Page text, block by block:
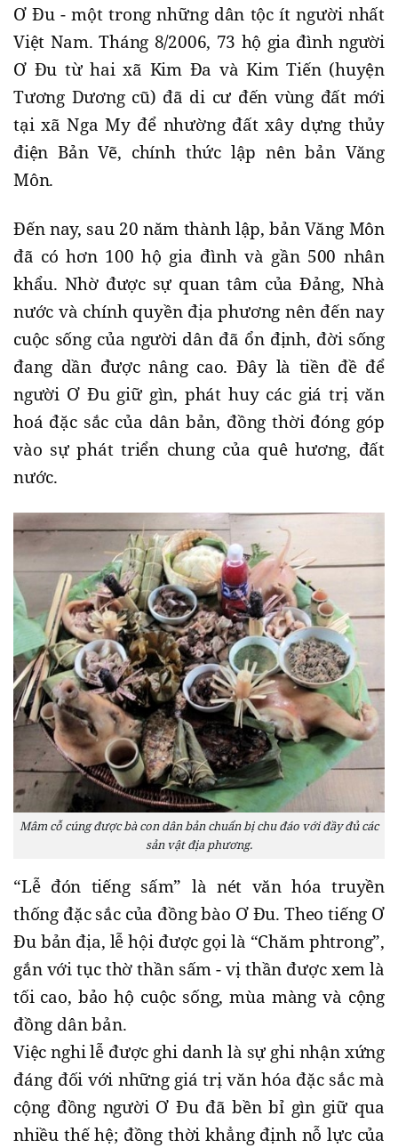
Ơ Đu - một trong những dân tộc ít người nhất
Việt Nam. Tháng 8/2006, 73 hộ gia đình người
Ơ Đu từ hai xã Kim Đa và Kim Tiến (huyện
Tương Dương cũ) đã di cư đến vùng đất mới
tại xã Nga My để nhường đất xây dựng thủy
điện Bản Vẽ, chính thức lập nên bản Văng
Môn.
Đến nay, sau 20 năm thành lập, bản Văng Môn
đã có hơn 100 hộ gia đình và gần 500 nhân
khẩu. Nhờ được sự quan tâm của Đảng, Nhà
nước và chính quyền địa phương nên đến nay
cuộc sống của người dân đã ổn định, đời sống
đang dần được nâng cao. Đây là tiền đề để
người Ơ Đu giữ gìn, phát huy các giá trị văn
hoá đặc sắc của dân bản, đồng thời đóng góp
vào sự phát triển chung của quê hương, đất
nước.
Mâm cỗ cúng được bà con dân bản chuẩn bị chu đáo với đầy đủ các
sản vật địa phương.
“Lễ đón tiếng sấm” là nét văn hóa truyền
thống đặc sắc của đồng bào Ơ Đu. Theo tiếng Ơ
Đu bản địa, lễ hội được gọi là “Chăm phtrong”,
gắn với tục thờ thần sấm - vị thần được xem là
tối cao, bảo hộ cuộc sống, mùa màng và cộng
đồng dân bản.
Việc nghi lễ được ghi danh là sự ghi nhận xứng
đáng đối với những giá trị văn hóa đặc sắc mà
cộng đồng người Ơ Đu đã bền bỉ gìn giữ qua
nhiều thế hệ; đồng thời khẳng định nỗ lực của